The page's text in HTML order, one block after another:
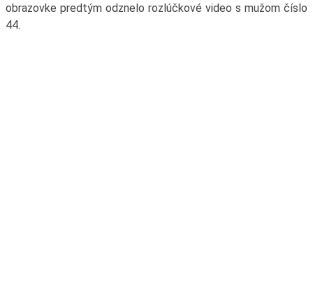
obrazovke predtým odznelo rozlúčkové video s mužom číslo
44.